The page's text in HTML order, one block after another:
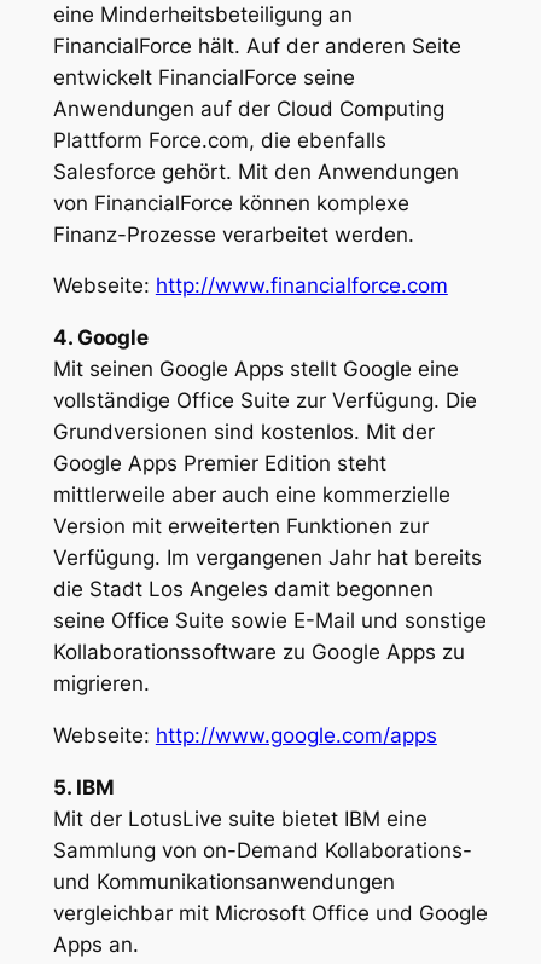
eine Minderheitsbeteiligung an
FinancialForce hält. Auf der anderen Seite
entwickelt FinancialForce seine
Anwendungen auf der Cloud Computing
Plattform Force.com, die ebenfalls
Salesforce gehört. Mit den Anwendungen
von FinancialForce können komplexe
Finanz-Prozesse verarbeitet werden.
Webseite: http://www.financialforce.com
4. Google
Mit seinen Google Apps stellt Google eine
vollständige Office Suite zur Verfügung. Die
Grundversionen sind kostenlos. Mit der
Google Apps Premier Edition steht
mittlerweile aber auch eine kommerzielle
Version mit erweiterten Funktionen zur
Verfügung. Im vergangenen Jahr hat bereits
die Stadt Los Angeles damit begonnen
seine Office Suite sowie E-Mail und sonstige
Kollaborationssoftware zu Google Apps zu
migrieren.
Webseite: http://www.google.com/apps
5. IBM
Mit der LotusLive suite bietet IBM eine
Sammlung von on-Demand Kollaborations-
und Kommunikationsanwendungen
vergleichbar mit Microsoft Office und Google
Apps an.